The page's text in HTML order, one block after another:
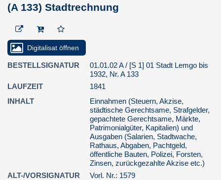
(A 83) Deputation
(A 84) Spezialeinnahme -
und Ausgaberechnung der
Deputierten
(A 85 II) Speciall Einnahmbß
Rechnung vom 1. Septemb.
Anno 1625 bis auff den 31.
decembris 1626 i...
(A 86) Spezialeinnahme-
und Ausgaberechung der
Deputierten vom 1.9.1625
bis 31.12. 1626
(A 133) Stadtrechnung
Digitalisat öffnen
BESTELLSIGNATUR
01.01.02 A / [S 1] 01 Stadt Lemgo bis
1932, Nr. A 133
LAUFZEIT
1841
INHALT
Einnahmen (Steuern, Akzise,
städtische Gerechtsame, Strafgelder,
gepachtete Gerechtsame, Märkte,
Patrimonialgüter, Kapitalien) und
Ausgaben (Salarien, Stadtwache,
Rathaus, Abgaben, Pachtgeld,
öffentliche Bauten, Polizei, Forsten,
Zinsen, zurückgezahlte Akzise etc.)
ALT-/VORSIGNATUR
Vorl. Nr.: 1579